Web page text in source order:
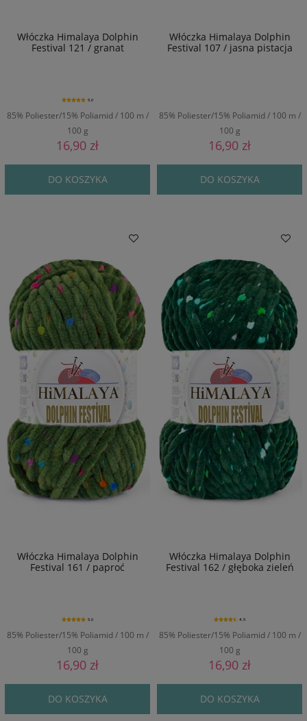
Włóczka Himalaya Dolphin
Festival 121 / granat
85% Poliester/15% Poliamid / 100 m /
100 g
5.0
16,90 zł
DO KOSZYKA
Włóczka Himalaya Dolphin
Festival 107 / jasna pistacja
85% Poliester/15% Poliamid / 100 m /
100 g
16,90 zł
DO KOSZYKA
Włóczka Himalaya Dolphin
Festival 161 / paproć
85% Poliester/15% Poliamid / 100 m /
100 g
5.0
16,90 zł
DO KOSZYKA
Włóczka Himalaya Dolphin
Festival 162 / głęboka zieleń
85% Poliester/15% Poliamid / 100 m /
100 g
4.5
16,90 zł
DO KOSZYKA